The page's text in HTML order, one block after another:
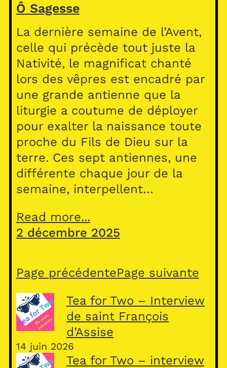
Ô Sagesse
La dernière semaine de l’Avent,
celle qui précède tout juste la
Nativité, le magnificat chanté
lors des vêpres est encadré par
une grande antienne que la
liturgie a coutume de déployer
pour exalter la naissance toute
proche du Fils de Dieu sur la
terre. Ces sept antiennes, une
différente chaque jour de la
semaine, interpellent…
Read more...
2 décembre 2025
Page précédentePage suivante
Tea for Two – Interview
de saint François
d’Assise
14 juin 2026
Tea for Two – interview